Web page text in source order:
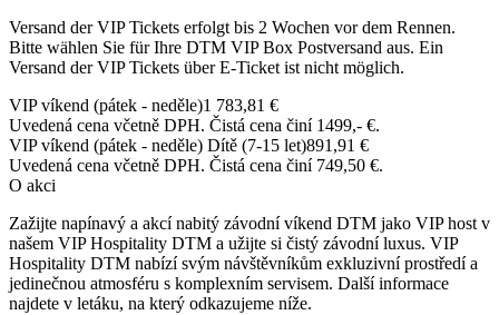
Versand der VIP Tickets erfolgt bis 2 Wochen vor dem Rennen.
Bitte wählen Sie für Ihre DTM VIP Box Postversand aus. Ein
Versand der VIP Tickets über E-Ticket ist nicht möglich.
VIP víkend (pátek - neděle)1 783,81 €
Uvedená cena včetně DPH. Čistá cena činí 1499,- €.
VIP víkend (pátek - neděle) Dítě (7-15 let)891,91 €
Uvedená cena včetně DPH. Čistá cena činí 749,50 €.
O akci
Zažijte napínavý a akcí nabitý závodní víkend DTM jako VIP host v
našem VIP Hospitality DTM a užijte si čistý závodní luxus. VIP
Hospitality DTM nabízí svým návštěvníkům exkluzivní prostředí a
jedinečnou atmosféru s komplexním servisem. Další informace
najdete v letáku, na který odkazujeme níže.